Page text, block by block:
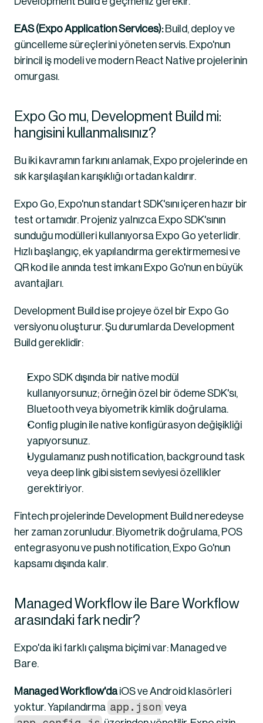
EAS (Expo Application Services): Build, deploy ve
güncelleme süreçlerini yöneten servis. Expo'nun
birincil iş modeli ve modern React Native projelerinin
omurgası.
Expo Go mu, Development Build mi:
hangisini kullanmalısınız?
Bu iki kavramın farkını anlamak, Expo projelerinde en
sık karşılaşılan karışıklığı ortadan kaldırır.
Expo Go, Expo'nun standart SDK'sını içeren hazır bir
test ortamıdır. Projeniz yalnızca Expo SDK'sının
sunduğu modülleri kullanıyorsa Expo Go yeterlidir.
Hızlı başlangıç, ek yapılandırma gerektirmemesi ve
QR kod ile anında test imkanı Expo Go'nun en büyük
avantajları.
Development Build ise projeye özel bir Expo Go
versiyonu oluşturur. Şu durumlarda Development
Build gereklidir:
Expo SDK dışında bir native modül
kullanıyorsunuz; örneğin özel bir ödeme SDK'sı,
Bluetooth veya biyometrik kimlik doğrulama.
Config plugin ile native konfigürasyon değişikliği
yapıyorsunuz.
Uygulamanız push notification, background task
veya deep link gibi sistem seviyesi özellikler
gerektiriyor.
Fintech projelerinde Development Build neredeyse
her zaman zorunludur. Biyometrik doğrulama, POS
entegrasyonu ve push notification, Expo Go'nun
kapsamı dışında kalır.
Managed Workflow ile Bare Workflow
arasındaki fark nedir?
Expo'da iki farklı çalışma biçimi var: Managed ve
Bare.
Managed Workflow'da iOS ve Android klasörleri
yoktur. Yapılandırma app.json